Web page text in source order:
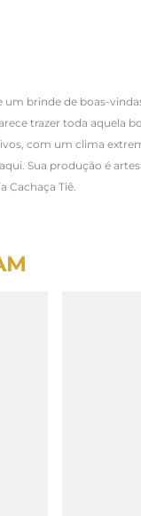
brinde de boas-
trazer toda aquela
com um clima
Sua produção é
Cachaça Tiê.